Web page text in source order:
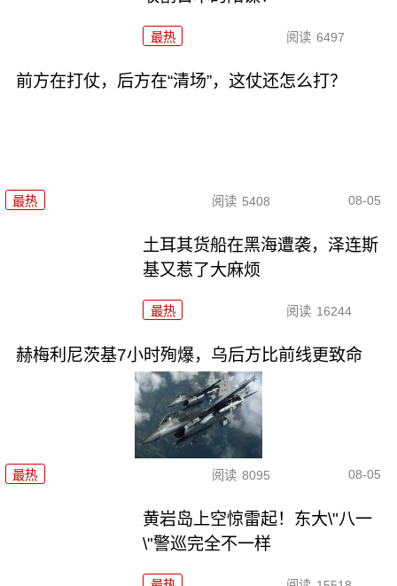
最热 阅读 6497
前方在打仗，后方在“清场”，这仗还怎么打？
最热 阅读 5408 08-05
土耳其货船在黑海遭袭，泽连斯
基又惹了大麻烦
最热 阅读 16244
赫梅利尼茨基7小时殉爆，乌后方比前线更致命
最热 阅读 8095 08-05
黄岩岛上空惊雷起！东大\"八一
\"警巡完全不一样